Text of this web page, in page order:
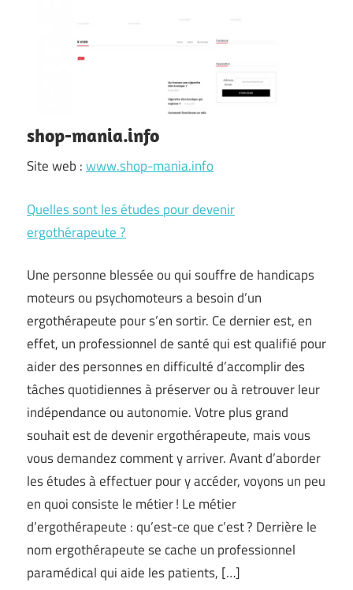
shop-mania.info
Site web :www.shop-mania.info
Quelles sont les études pour devenir
ergothérapeute ?
Une personne blessée ou qui souffre de handicaps
moteurs ou psychomoteurs a besoin d’un
ergothérapeute pour s’en sortir. Ce dernier est, en
effet, un professionnel de santé qui est qualifié pour
aider des personnes en difficulté d’accomplir des
tâches quotidiennes à préserver ou à retrouver leur
indépendance ou autonomie. Votre plus grand
souhait est de devenir ergothérapeute, mais vous
vous demandez comment y arriver. Avant d’aborder
les études à effectuer pour y accéder, voyons un peu
en quoi consiste le métier ! Le métier
d’ergothérapeute : qu’est-ce que c’est ? Derrière le
nom ergothérapeute se cache un professionnel
paramédical qui aide les patients, […]